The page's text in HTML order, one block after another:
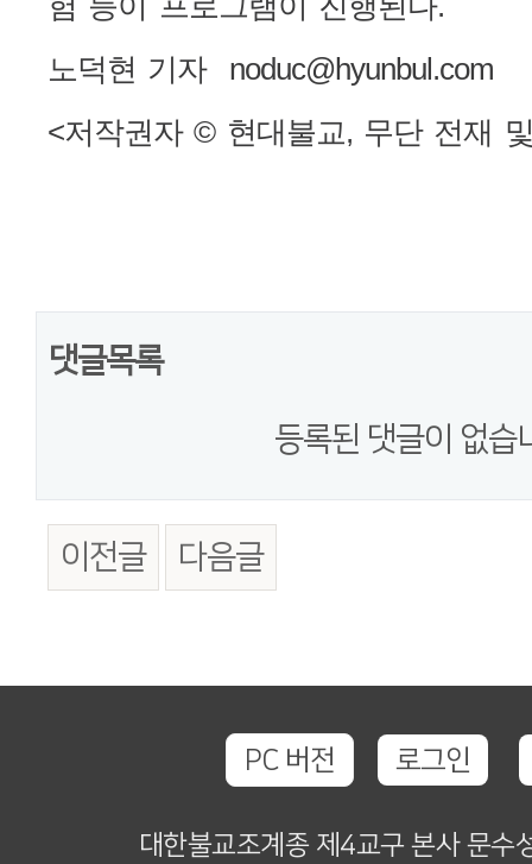
노덕현 기자 noduc@hyunbul.com
<저작권자 © 현대불교, 무단 전재
댓글목록
등록된 댓글이 없습
이전글 다음글
PC 버전 로그인
대한불교조계종 제4교구 본사 문수